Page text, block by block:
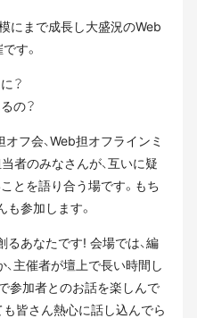
にまで成長し大盛況のWeb
す。
？
の？
フ会、Web担オフラインミ
者のみなさんが、互いに疑
とを語り合う場です。もち
も参加します。
るあなたです! 会場では、編
主催者が壇上で長い時間し
参加者とのお話を楽しんで
も皆さん熱心に話し込んでら